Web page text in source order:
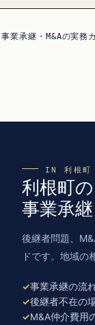
事業承継・M&Aの実
IN 利根町
利根町の
事業承
後継者問題、
ドです。地域の
事業承継の流
後継者不在の
M&A仲介費用